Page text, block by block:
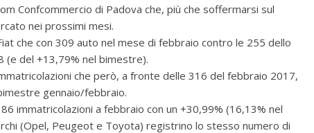
Confcommercio di Padova che, più che soffermarsi sul
nei prossimi mesi.
che con 309 auto nel mese di febbraio contro le 255 dello
(e del +13,79% nel bimestre).
che però, a fronte delle 316 del febbraio 2017,
gennaio/febbraio.
immatricolazioni a febbraio con un +30,99% (16,13% nel
(Opel, Peugeot e Toyota) registrino lo stesso numero di